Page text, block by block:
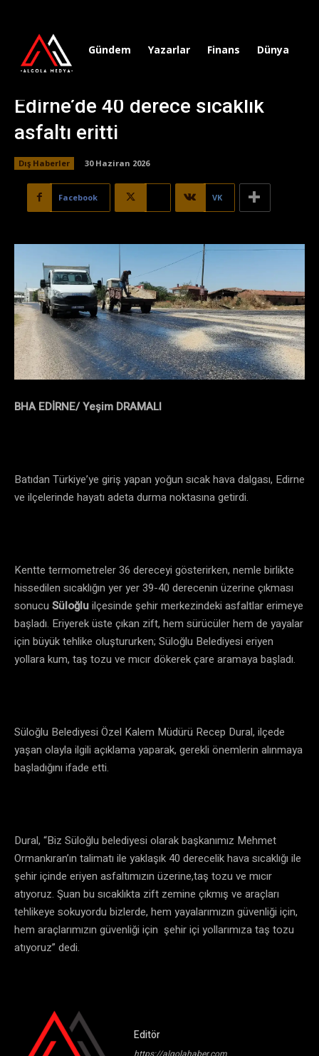
Gündem Yazarlar Finans Dünya
Edirne’de 40 derece sıcaklık
asfaltı eritti
Dış Haberler 30 Haziran 2026
Facebook VK
BHA EDİRNE/ Yeşim DRAMALI
Batıdan Türkiye’ye giriş yapan yoğun sıcak hava dalgası, Edirne
ve ilçelerinde hayatı adeta durma noktasına getirdi.
Kentte termometreler 36 dereceyi gösterirken, nemle birlikte
hissedilen sıcaklığın yer yer 39-40 derecenin üzerine çıkması
sonucu Süloğluilçesinde şehir merkezindeki asfaltlar erimeye
başladı. Eriyerek üste çıkan zift, hem sürücüler hem de yayalar
için büyük tehlike oluştururken; Süloğlu Belediyesi eriyen
yollara kum, taş tozu ve mıcır dökerek çare aramaya başladı.
Süloğlu Belediyesi Özel Kalem Müdürü Recep Dural, ilçede
yaşan olayla ilgili açıklama yaparak, gerekli önemlerin alınmaya
başladığını ifade etti.
Dural, “Biz Süloğlu belediyesi olarak başkanımız Mehmet
Ormankıran’ın talimatı ile yaklaşık 40 derecelik hava sıcaklığı ile
şehir içinde eriyen asfaltımızın üzerine,taş tozu ve mıcır
atıyoruz. Şuan bu sıcaklıkta zift zemine çıkmış ve araçları
tehlikeye sokuyordu bizlerde, hem yayalarımızın güvenliği için,
hem araçlarımızın güvenliği için şehir içi yollarımıza taş tozu
atıyoruz” dedi.
Editör